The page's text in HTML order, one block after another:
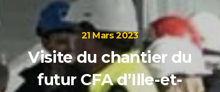
21 Mars 2023
Visite du chantier du
futur CFA d’Ille-et-